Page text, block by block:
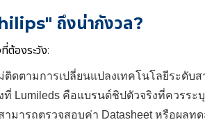
ถึงน่ากังวล?
ต้องระวัง:
ดตามการเปลี่ยนแปลงเทคโนโลยีระดับส
Lumileds คือแบรนด์ชิปตัวจริงที่ควรระ
มารถตรวจสอบค่า Datasheet หรือผลทด